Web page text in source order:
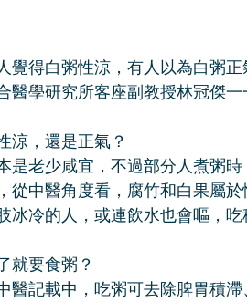
覺得白粥性涼，有人以為白粥
醫學研究所客座副教授林冠傑
涼，還是正氣？
是老少咸宜，不過部分人煮粥
從中醫角度看，腐竹和白果屬
冰冷的人，或連飲水也會嘔，
就要食粥？
醫記載中，吃粥可去除脾胃積